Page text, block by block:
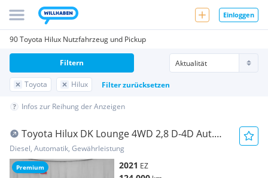
Einloggen
90 Toyota Hilux Nutzfahrzeug und Pickup
Toyota Hilux Filter zurücksetzen
Filtern
Infos zur Reihung der Anzeigen
Premium
Toyota Hilux DK Lounge 4WD 2,8 D-4D Aut.
Pickup
Diesel, Automatik, Gewährleistung
2021 EZ